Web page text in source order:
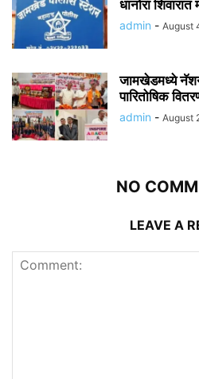
धानोरा
admin - August
जामखेडमध्ये
पारितोषिक
admin - August
NO
LEAVE A